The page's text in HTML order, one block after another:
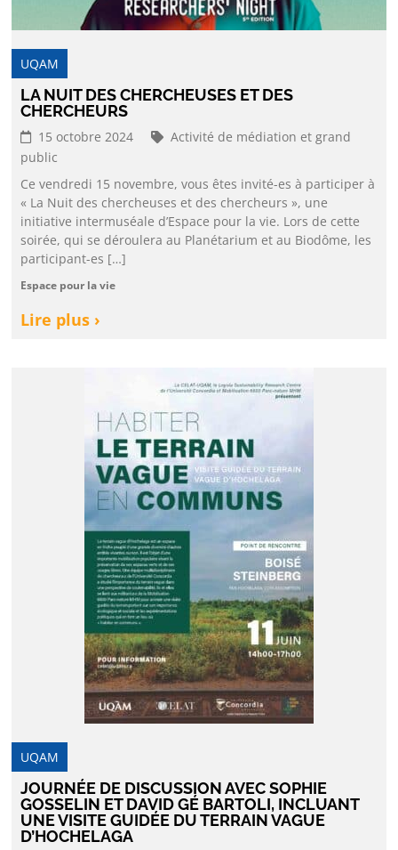
UQAM
LA NUIT DES CHERCHEUSES ET DES
CHERCHEURS
15 octobre 2024
Activité de médiation et grand
public
Ce vendredi 15 novembre, vous êtes invité-es à participer à
« La Nuit des chercheuses et des chercheurs », une
initiative intermuséale d’Espace pour la vie. Lors de cette
soirée, qui se déroulera au Planétarium et au Biodôme, les
participant-es […]
Espace pour la vie
Lire plus ›
UQAM
JOURNÉE DE DISCUSSION AVEC SOPHIE
GOSSELIN ET DAVID GÉ BARTOLI, INCLUANT
UNE VISITE GUIDÉE DU TERRAIN VAGUE
D’HOCHELAGA